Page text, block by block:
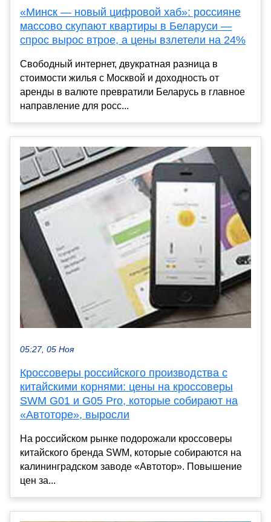
«Минск — новый цифровой хаб»: россияне
массово скупают квартиры в Беларуси —
спрос вырос втрое, а цены взлетели на 24%
Свободный интернет, двукратная разница в
стоимости жилья с Москвой и доходность от
аренды в валюте превратили Беларусь в главное
направление для росс...
05:27, 05 Ноя
Кроссоверы российского производства с
китайскими корнями: цены на кроссоверы
SWM G01 и G05 Pro, которые собирают на
«Автоторе», выросли
На российском рынке подорожали кроссоверы
китайского бренда SWM, которые собираются на
калининградском заводе «Автотор». Повышение
цен за...